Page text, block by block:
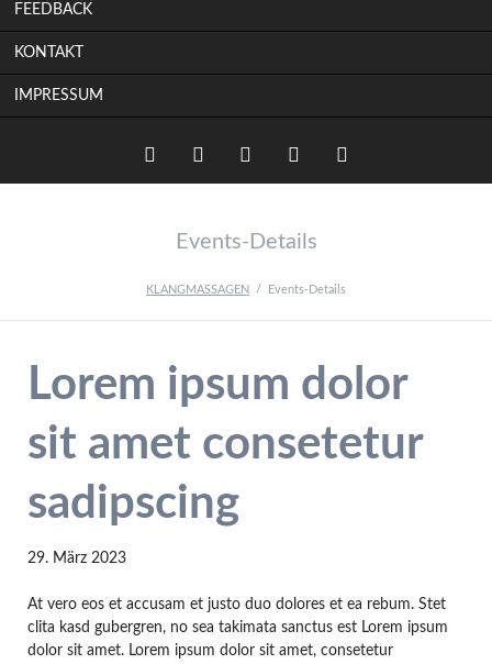
FEEDBACK
KONTAKT
IMPRESSUM
LinkedInInstagramFacebook
Events-Details
KLANGMASSAGEN Events-Details
Lorem ipsum dolor
sit amet consetetur
sadipscing
29. März 2023
At vero eos et accusam et justo duo dolores et ea rebum. Stet
clita kasd gubergren, no sea takimata sanctus est Lorem ipsum
dolor sit amet. Lorem ipsum dolor sit amet, consetetur